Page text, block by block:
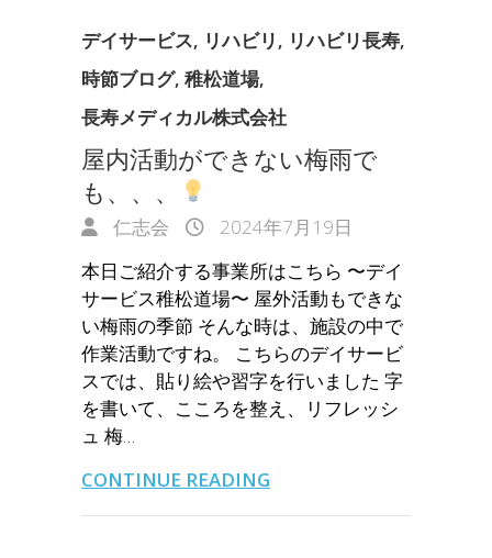
デイサービス, リハビリ, リハビリ長寿,
時節ブログ, 稚松道場,
長寿メディカル株式会社
屋内活動ができない梅雨で
も、、、
仁志会
2024年7月19日
本日ご紹介する事業所はこちら 〜デイ
サービス稚松道場〜 屋外活動もできな
い梅雨の季節 そんな時は、施設の中で
作業活動ですね。 こちらのデイサービ
スでは、貼り絵や習字を行いました 字
を書いて、こころを整え、リフレッシ
ュ 梅…
CONTINUE READING